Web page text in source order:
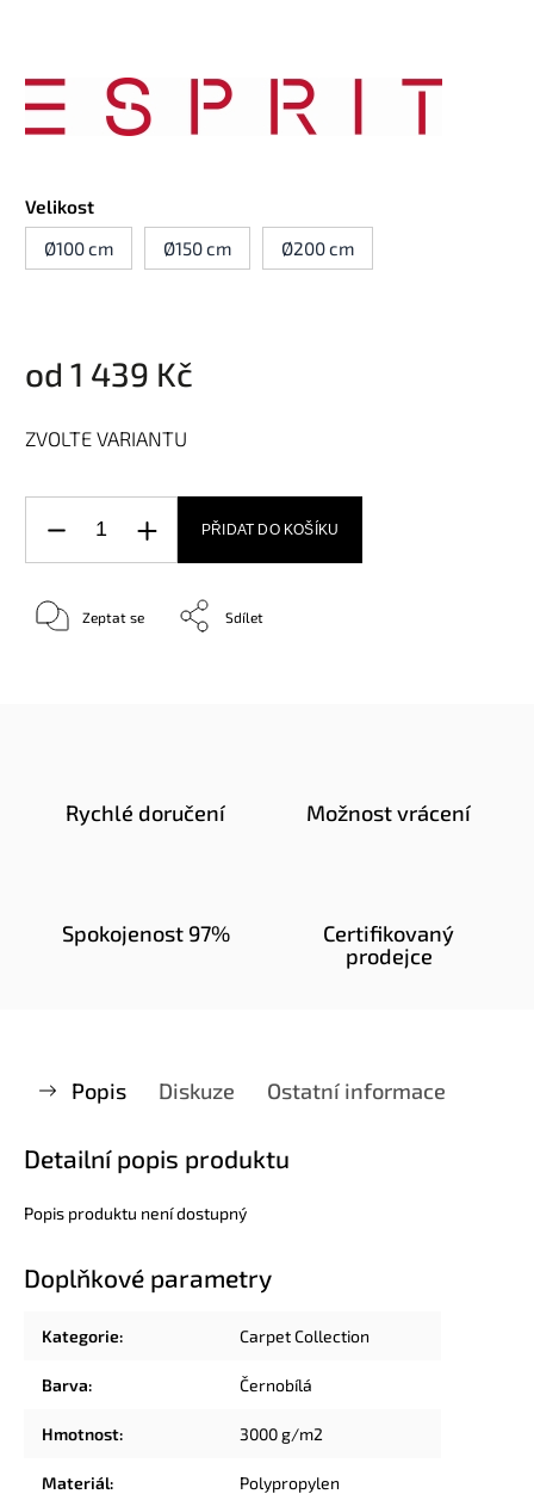
Velikost
Ø100 cm
Ø150 cm Ø200 cm
od 1 439 Kč
ZVOLTE VARIANTU
PŘIDAT DO KOŠÍKU
Zeptat se Sdílet
Rychlé doručení Možnost vrácení
Spokojenost 97%
Certifikovaný
prodejce
Popis Diskuze Ostatní informace
Detailní popis produktu
Popis produktu není dostupný
Doplňkové parametry
Kategorie: Carpet Collection
Barva: Černobílá
Hmotnost: 3000 g/m2
Materiál: Polypropylen